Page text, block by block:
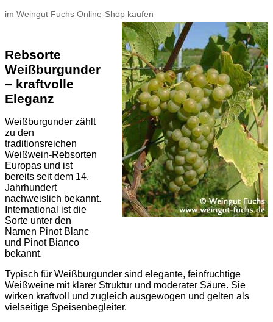
im Weingut Fuchs Online-Shop kaufen
Rebsorte
Weißburgunder
– kraftvolle
Eleganz
Weißburgunder zählt
zu den
traditionsreichen
Weißwein-Rebsorten
Europas und ist
bereits seit dem 14.
Jahrhundert
nachweislich bekannt.
International ist die
Sorte unter den
Namen Pinot Blanc
und Pinot Bianco
bekannt.
Typisch für Weißburgunder sind elegante, feinfruchtige
Weißweine mit klarer Struktur und moderater Säure. Sie
wirken kraftvoll und zugleich ausgewogen und gelten als
vielseitige Speisenbegleiter.